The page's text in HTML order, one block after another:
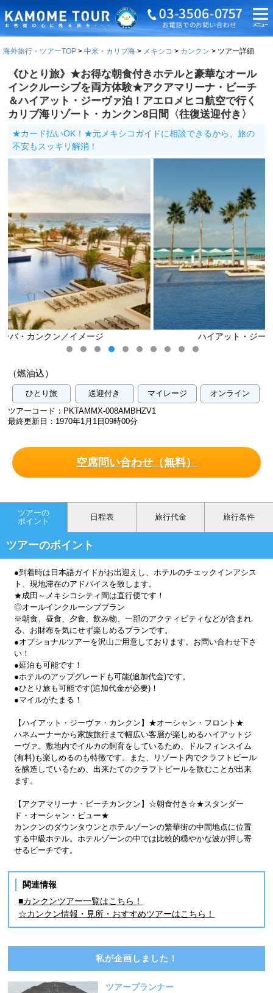
海外旅行・ツアーTOP 中米・カリブ海 メキシコ カンクン ツアー詳細
《ひとり旅》★お得な朝食付きホテルと豪華なオール
インクルーシブを両方体験★アクアマリーナ・ビーチ
＆ハイアット・ジーヴァ泊！アエロメヒコ航空で行く
カリブ海リゾート・カンクン8日間〈往復送迎付き〉
★カード払いOK！★元メキシコガイドに相談できるから、旅の
不安もスッキリ解消！
ハイアット・ジーバ・カンクン／イメージ
（燃油込）
ひとり旅 送迎付き マイレージ
オンライン
ツアーコード：PKTAMMX-008AMBHZV1
最終更新日：1970年1月1日09時00分
空席問い合わせ（無料）
ツアーの
ポイント
日程表 旅行代金 旅行条件
ツアーのポイント
●到着時は日本語ガイドがお出迎えし、ホテルのチェックインアシス
ト、現地滞在のアドバイスを致します。
★成田～メキシコシティ間は直行便です！
◎オールインクルーシブプラン
※朝食、昼食、夕食、飲み物、一部のアクティビティなどが含まれ
る、お財布を気にせず楽しめるプランです。
●オプショナルツアーを沢山ご用意しております。お問い合わせ下さ
い！
●延泊も可能です！
●ホテルのアップグレードも可能(追加代金)です。
●ひとり旅も可能です(追加代金が必要)！
●マイルがたまる！
【ハイアット・ジーヴァ・カンクン】★オーシャン・フロント★
ハネムーナーから家族旅行まで幅広い客層が楽しめるハイアットジ
ーヴァ。敷地内でイルカの飼育をしているため、ドルフィンスイム
(有料)も楽しめるのも特徴です。また、リゾート内でクラフトビール
を醸造しているため、出来たてのクラフトビールを飲むことが出来
ます。
【アクアマリーナ・ビーチカンクン】☆朝食付き☆★スタンダー
ド・オーシャン・ビュー★
カンクンのダウンタウンとホテルゾーンの繁華街の中間地点に位置
する中級ホテル。ホテルゾーンの中では比較的穏やかな波が押し寄
せるビーチです。
関連情報
■カンクンツアー一覧はこちら！
☆カンクン情報・見所・おすすめツアーはこちら！
私が企画しました！
ツアープランナー